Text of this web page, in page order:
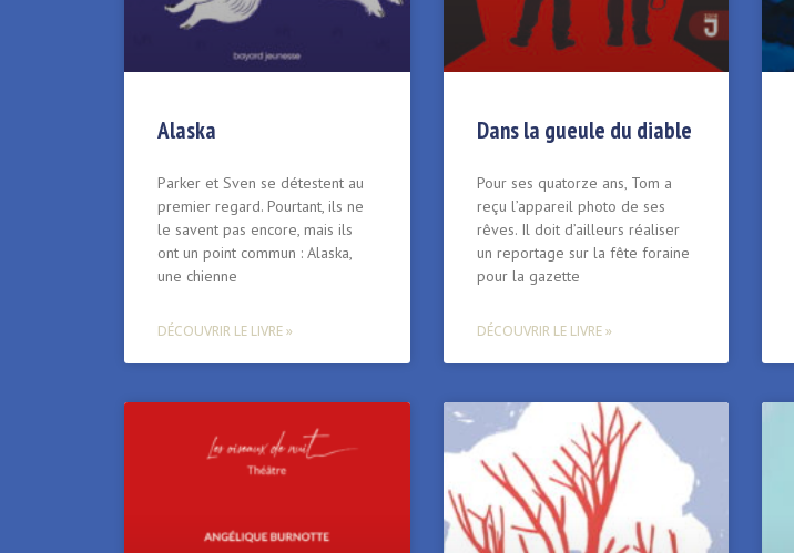
Alaska
Parker et Sven se détestent au
premier regard. Pourtant, ils ne
le savent pas encore, mais ils
ont un point commun : Alaska,
une chienne
DÉCOUVRIR LE LIVRE »
Dans la gueule du diable
Pour ses quatorze ans‚ Tom a
reçu l’appareil photo de ses
rêves. Il doit d’ailleurs réaliser
un reportage sur la fête foraine
pour la gazette
DÉCOUVRIR LE LIVRE »